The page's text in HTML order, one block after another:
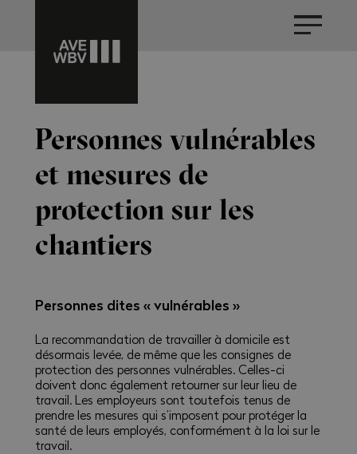
Personnes vulnérables
et mesures de
protection sur les
chantiers
Personnes dites « vulnérables »
La recommandation de travailler à domicile est
désormais levée, de même que les consignes de
protection des personnes vulnérables. Celles-ci
doivent donc également retourner sur leur lieu de
travail. Les employeurs sont toutefois tenus de
prendre les mesures qui s’imposent pour protéger la
santé de leurs employés, conformément à la loi sur le
travail.